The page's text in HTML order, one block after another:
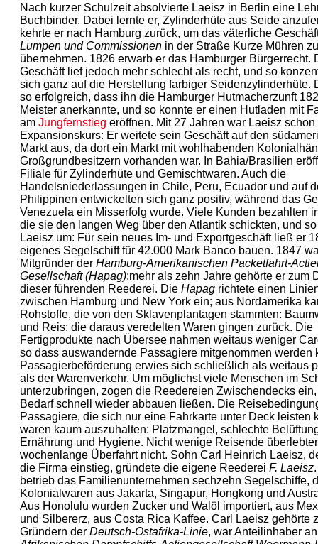
Nach kurzer Schulzeit absolvierte Laeisz in Berlin eine
Buchbinder. Dabei lernte er, Zylinderhüte aus Seide
kehrte er nach Hamburg zurück, um das väterliche
Lumpen und Commissionen in der Straße Kurze Mühren zu
übernehmen. 1826 erwarb er das Hamburger Bürgerrecht.
Geschäft lief jedoch mehr schlecht als recht, und so
sich ganz auf die Herstellung farbiger Seidenzylinderhüte.
so erfolgreich, dass ihn die Hamburger Hutmacherzunft
Meister anerkannte, und so konnte er einen Hutladen mit
am Jungfernstieg eröffnen. Mit 27 Jahren war Laeisz schon
Expan­sionskurs: Er weitete sein Geschäft auf den
Markt aus, da dort ein Markt mit wohlhabenden
Groß­grundbesitzern vorhanden war. In Bahia/Brasilien
Filiale für Zylinderhüte und Gemischtwaren. Auch die
Handelsniederlassungen in Chile, Peru, Ecuador und auf
Philippinen entwickelten sich ganz positiv, während das
Venezuela ein Misserfolg wurde. Viele Kunden bezahl­ten
die sie den langen Weg über den Atlantik schickten, und
Laeisz um: Für sein neues Im- und Exportgeschäft ließ er
eigenes Segelschiff für 42.000 Mark Banco bauen. 1847
Mitgründer der Hamburg-Amerikanischen Packetfahrt-
Gesellschaft (Hapag);mehr als zehn Jahre gehörte er zum
dieser führenden Reederei. Die Hapag richtete einen
zwischen Hamburg und New York ein; aus Nordamerika
Rohstoffe, die von den Sklavenplantagen stammten:
und Reis; die daraus veredelten Waren gingen zurück. Die
Fertigprodukte nach Übersee nahmen weitaus weniger
so dass auswandernde Passagiere mitgenommen werden
Passagierbeförderung erwies sich schließlich als weitaus
als der Warenverkehr. Um möglichst viele Menschen im
unterzubringen, zogen die Reedereien Zwischendecks
Bedarf schnell wieder abbauen ließen. Die
Passagiere, die sich nur eine Fahrkarte unter Deck leisten
waren kaum auszuhalten: Platzmangel, schlechte
Ernährung und Hygiene. Nicht wenige Reisende
wochenlange Überfahrt nicht. Sohn Carl Heinrich Laeisz,
die Firma einstieg, gründete die eigene Reederei F. Laeisz
betrieb das Familien­unternehmen sechzehn Segelschiffe,
Kolonialwaren aus Jakarta, Singapur, Hongkong und
Aus Honolulu wurden Zucker und Walöl importiert, aus
und Silbererz, aus Costa Rica Kaffee. Carl Laeisz gehörte
Gründern der Deutsch-Ostafrika-Linie, war Anteilinhaber